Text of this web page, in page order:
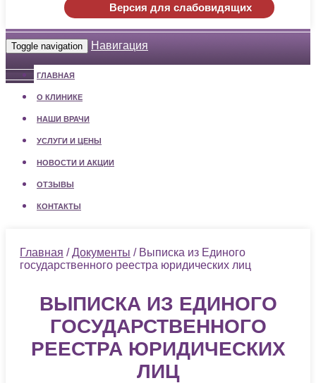
Версия для слабовидящих
Toggle navigation Навигация
ГЛАВНАЯ
О КЛИНИКЕ
НАШИ ВРАЧИ
УСЛУГИ И ЦЕНЫ
НОВОСТИ И АКЦИИ
ОТЗЫВЫ
КОНТАКТЫ
Главная /Документы / Выписка из Единого
государственного реестра юридических лиц
ВЫПИСКА ИЗ ЕДИНОГО
ГОСУДАРСТВЕННОГО
РЕЕСТРА ЮРИДИЧЕСКИХ
ЛИЦ